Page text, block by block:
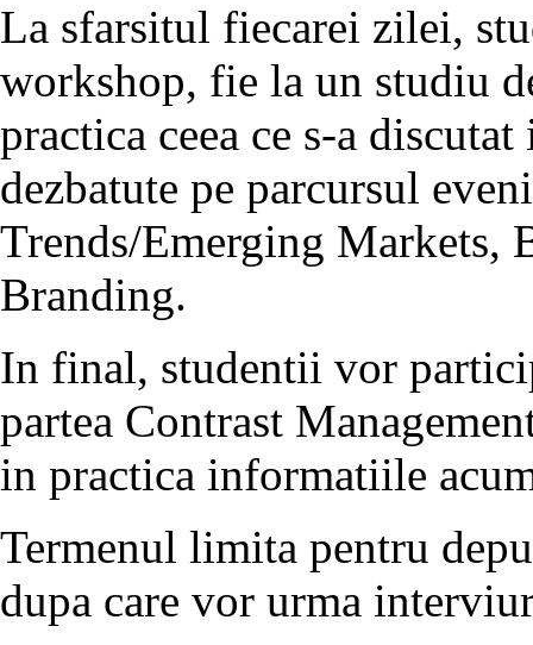
La sfarsitul fiecarei zilei,
workshop, fie la un studiu
practica ceea ce s-a
dezbatute pe parcursul
Trends/Emerging Markets,
Branding.
In final, studentii vor
partea Contrast
in practica informatiile
Termenul limita pentru
dupa care vor urma